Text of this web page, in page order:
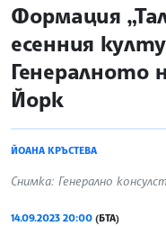
site.bta
Формация
есенния
Генералното
Йорк
ЙОАНА КРЪСТЕВА
Снимка: Генерално
14.09.2023 20:00 (БТА)